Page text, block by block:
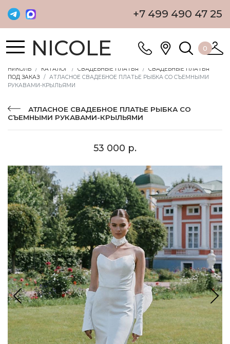
+7 499 490 47 25
NICOLE 0
НИКОЛЬ КАТАЛОГ СВАДЕБНЫЕ ПЛАТЬЯ
СВАДЕБНЫЕ ПЛАТЬЯ
ПОД ЗАКАЗ
АТЛАСНОЕ СВАДЕБНОЕ ПЛАТЬЕ РЫБКА СО СЪЕМНЫМИ
РУКАВАМИ-КРЫЛЬЯМИ
АТЛАСНОЕ СВАДЕБНОЕ ПЛАТЬЕ РЫБКА СО
СЪЕМНЫМИ РУКАВАМИ-КРЫЛЬЯМИ
53 000 р.